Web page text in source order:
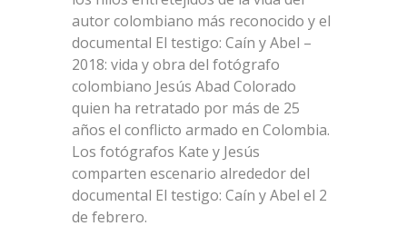
autor colombiano más reconocido y el
documental El testigo: Caín y Abel –
2018: vida y obra del fotógrafo
colombiano Jesús Abad Colorado
quien ha retratado por más de 25
años el conflicto armado en Colombia.
Los fotógrafos Kate y Jesús
comparten escenario alrededor del
documental El testigo: Caín y Abel el 2
de febrero.